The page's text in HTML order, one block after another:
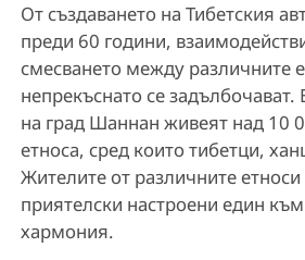
l
a
y
V
i
От създаването на Тибетския
преди 60 години,
смесването между различните
непрекъснато се задълбочават.
на град Шаннан живеят над 10
етноса, сред които тибетци,
Жителите от различните
приятелски настроени един
хармония.